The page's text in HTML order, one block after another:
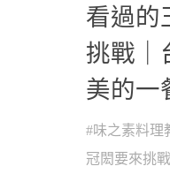
看過的
挑戰｜
美的一
#味之素料理
冠閎要來挑